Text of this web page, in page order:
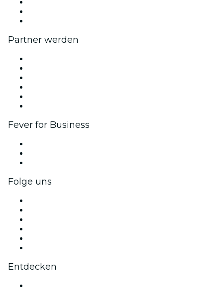
Partner werden
Fever for Business
Folge uns
Entdecken